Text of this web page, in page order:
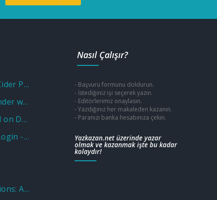
Unlock Savings with a Cider Promo Code
Unlocking Fun and Wonder with a Museum of Illusions Promo Code
Why Put Aluminium Foil on Door Knobs? Unveiling the Practical and Unusual Uses
Wellcare OTC Benefit: Login - Sign in Program - Catalog
Nations Benefits Locations: Address & Near Me
Nasıl Çalışır?
- Başvuru formunu doldurun.
- İstediğiniz işi seçerek yazın.
- Editörlerimiz onaylasın.
- Yazdığınız her makaleden kazanın.
- Paranızı banka hesabınıza çekin.
Yazkazan.net üzerinde yazar
olmak ve kazanmak işte bu kadar
kolaydır!